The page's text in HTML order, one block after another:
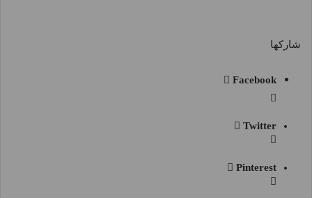
شاركها
Facebook
Twitter
Pinterest